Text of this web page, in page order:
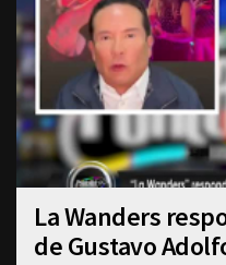
La Wanders
de Gustavo